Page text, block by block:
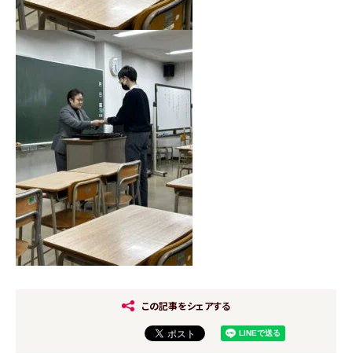
この記事をシェアする